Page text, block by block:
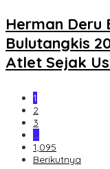
Herman Deru
Bulutangkis
Atlet Sejak
1
2
3
…
1,095
Berikutnya